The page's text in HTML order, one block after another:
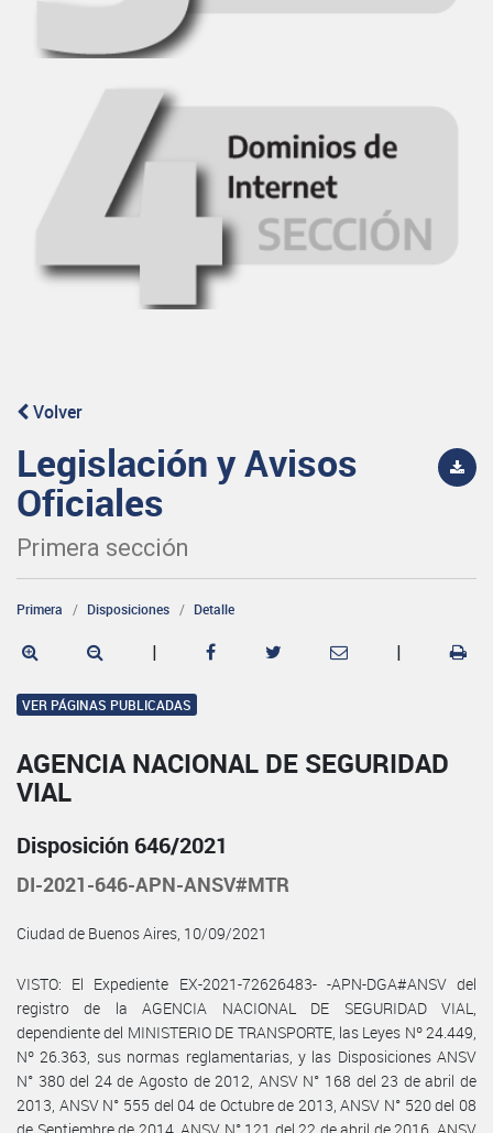
Volver
Legislación y Avisos
Oficiales
Primera sección
Primera Disposiciones Detalle
| |
VER PÁGINAS PUBLICADAS
AGENCIA NACIONAL DE SEGURIDAD
VIAL
Disposición 646/2021
DI-2021-646-APN-ANSV#MTR
Ciudad de Buenos Aires, 10/09/2021
VISTO: El Expediente EX-2021-72626483- -APN-DGA#ANSV del
registro de la AGENCIA NACIONAL DE SEGURIDAD VIAL,
dependiente del MINISTERIO DE TRANSPORTE, las Leyes Nº 24.449,
Nº 26.363, sus normas reglamentarias, y las Disposiciones ANSV
N° 380 del 24 de Agosto de 2012, ANSV N° 168 del 23 de abril de
2013, ANSV N° 555 del 04 de Octubre de 2013, ANSV N° 520 del 08
de Septiembre de 2014, ANSV N° 121 del 22 de abril de 2016, ANSV